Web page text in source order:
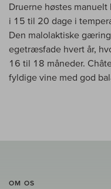
Druerne høstes
i 15 til 20 dage i
Den malolaktiske
egetræsfade hvert år,
16 til 18 måneder.
fyldige vine med god
OM OS